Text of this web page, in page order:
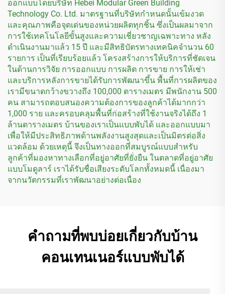
ออกแบบโดยบริษัท Hebei Modular Green Building
Technology Co. Ltd. มาตรฐานที่บริษัทกำหนดนั้นเข้มงวด
และคุณภาพคือจุดเด่นของหน่วยผลิตทุกชิ้น ซึ่งเป็นผลมาจาก
การใช้เทคโนโลยีขั้นสูงและความเชี่ยวชาญเฉพาะทาง หลัง
ดำเนินงานมาแล้ว 15 ปี และมีสิทธิบัตรทางเทคนิคจำนวน 60
รายการ เป็นที่เรียบร้อยแล้ว โครงสร้างการให้บริการที่ชัดเจน
ในด้านการวิจัย การออกแบบ การผลิต การขาย การให้เช่า
และบริการหลังการขายได้รับการพัฒนาขึ้น พื้นที่การผลิตของ
เรามีขนาดกว้างขวางถึง 100,000 ตารางเมตร มีพนักงาน 500
คน สามารถตอบสนองความต้องการของลูกค้าได้มากกว่า
1,000 ราย และครอบคลุมพื้นที่ก่อสร้างที่ใช้งานจริงได้ถึง 1
ล้านตารางเมตร บ้านของเราเป็นแบบพับได้ และออกแบบมา
เพื่อให้มีประสิทธิภาพด้านพลังงานสูงสุดและเป็นมิตรต่อสิ่ง
แวดล้อม ด้วยเหตุนี้ จึงเป็นทางออกที่สมบูรณ์แบบสำหรับ
ลูกค้าที่มองหาทางเลือกที่อยู่อาศัยที่ยั่งยืน ในตลาดที่อยู่อาศัย
แบบโมดูลาร์ เราได้รับชื่อเสียงระดับโลกทั้งหมดนี้ เนื่องมา
จากนวัตกรรมที่เราพัฒนาอย่างต่อเนื่อง
คำถามที่พบบ่อยเกี่ยวกับบ้าน
คอนเทนเนอร์แบบพับได้